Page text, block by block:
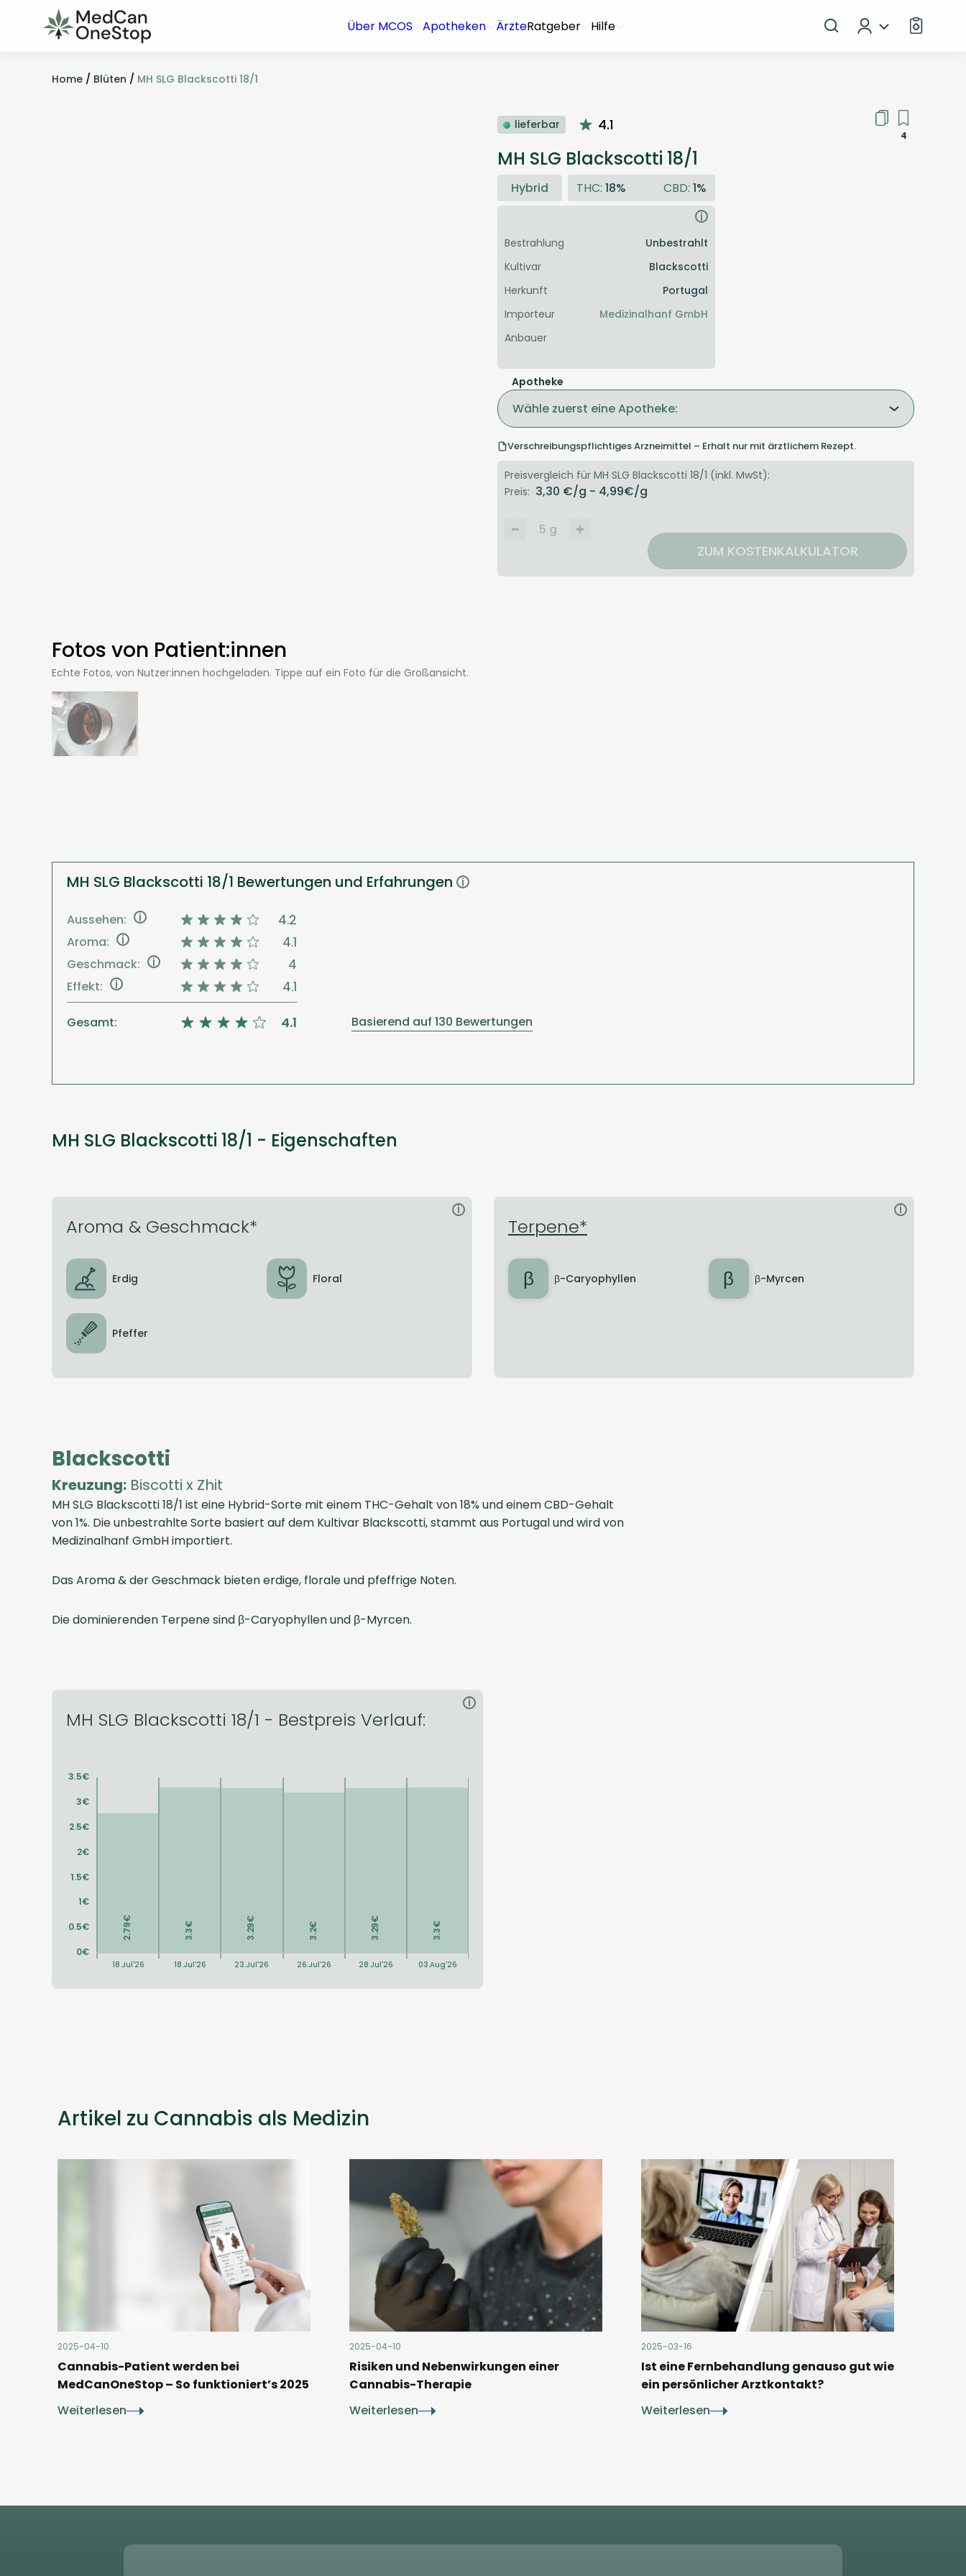
Über MCOS Apotheken ÄrzteRatgeber Hilfe
Home / Blüten / MH SLG Blackscotti 18/1
lieferbar 4.1
4
MH SLG Blackscotti 18/1
Hybrid THC: 18% CBD: 1%
i
Bestrahlung
Unbestrahlt
Kultivar
Blackscotti
Herkunft
Portugal
Importeur
Medizinalhanf GmbH
Anbauer
Apotheke
Wähle zuerst eine Apotheke:
Verschreibungspflichtiges Arzneimittel – Erhalt nur mit ärztlichem Rezept.
Preisvergleich für MH SLG Blackscotti 18/1 (inkl. MwSt):
Preis: 3,30 €/g - 4,99€/g
5 g
ZUM KOSTENKALKULATOR
Fotos von Patient:innen
Echte Fotos, von Nutzer:innen hochgeladen. Tippe auf ein Foto für die Großansicht.
MH SLG Blackscotti 18/1 Bewertungen und Erfahrungen i
Aussehen: i 4.2
Aroma: i 4.1
Geschmack: i 4
Effekt: i 4.1
Gesamt: 4.1 Basierend auf 130 Bewertungen
MH SLG Blackscotti 18/1 - Eigenschaften
Aroma & Geschmack*
i
Erdig Floral
Pfeffer
Terpene*
i
β β-Caryophyllen β β-Myrcen
Blackscotti
Kreuzung: Biscotti x Zhit
MH SLG Blackscotti 18/1 ist eine Hybrid-Sorte mit einem THC-Gehalt von 18% und einem CBD-Gehalt
von 1%. Die unbestrahlte Sorte basiert auf dem Kultivar Blackscotti, stammt aus Portugal und wird von
Medizinalhanf GmbH importiert.
Das Aroma & der Geschmack bieten erdige, florale und pfeffrige Noten.
Die dominierenden Terpene sind β-Caryophyllen und β-Myrcen.
MH SLG Blackscotti 18/1 - Bestpreis Verlauf:
i
Artikel zu Cannabis als Medizin
2025-04-10
Cannabis-Patient werden bei
MedCanOneStop – So funktioniert’s 2025
Weiterlesen
2025-04-10
Risiken und Nebenwirkungen einer
Cannabis-Therapie
Weiterlesen
2025-03-16
Ist eine Fernbehandlung genauso gut wie
ein persönlicher Arztkontakt?
Weiterlesen